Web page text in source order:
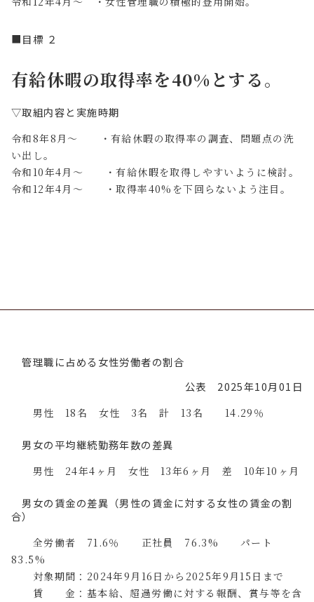
■目標 ２
有給休暇の取得率を40%とする。
▽取組内容と実施時期
令和8年8月～ ・有給休暇の取得率の調査、問題点の洗
い出し。
令和10年4月～ ・有給休暇を取得しやすいように検討。
令和12年4月～ ・取得率40%を下回らないよう注目。
管理職に占める女性労働者の割合
公表 2025年10月01日
男性 18名 女性 3名 計 13名 14.29％
男女の平均継続勤務年数の差異
男性 24年4ヶ月 女性 13年6ヶ月 差 10年10ヶ月
男女の賃金の差異（男性の賃金に対する女性の賃金の割
合）
全労働者 71.6％ 正社員 76.3% パート
83.5%
対象期間：2024年9月16日から2025年9月15日まで
賃 金：基本給、超過労働に対する報酬、賞与等を含